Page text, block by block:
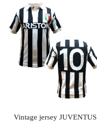
Vintage jersey JUVENTUS